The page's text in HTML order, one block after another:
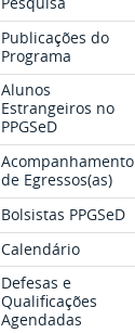
Publicações do
Programa
Alunos
Estrangeiros no
PPGSeD
Acompanhamento
de Egressos(as)
Bolsistas PPGSeD
Calendário
Defesas e
Qualificações
Agendadas